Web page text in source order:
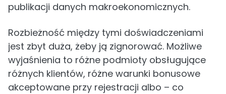
publikacji danych makroekonomicznych.
Rozbieżność między tymi doświadczeniami
jest zbyt duża, żeby ją zignorować. Możliwe
wyjaśnienia to różne podmioty obsługujące
różnych klientów, różne warunki bonusowe
akceptowane przy rejestracji albo – co